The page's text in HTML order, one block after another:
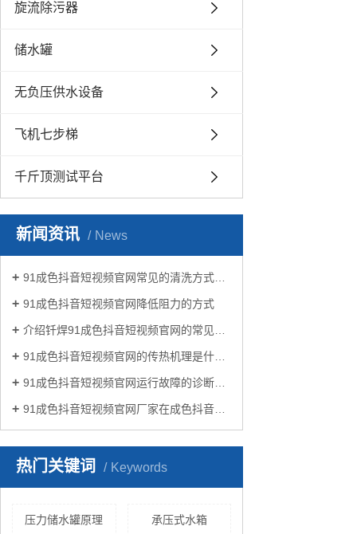
旋流除污器
储水罐
无负压供水设备
飞机七步梯
千斤顶测试平台
新闻资讯 News
91成色抖音短视频官网常见的清洗方式有哪些？
91成色抖音短视频官网降低阻力的方式
介绍钎焊91成色抖音短视频官网的常见类型有哪些
91成色抖音短视频官网的传热机理是什么?
91成色抖音短视频官网运行故障的诊断及处理方法
91成色抖音短视频官网厂家在成色抖音生活中有哪些作用？
热门关键词 Keywords
压力储水罐原理 承压式水箱